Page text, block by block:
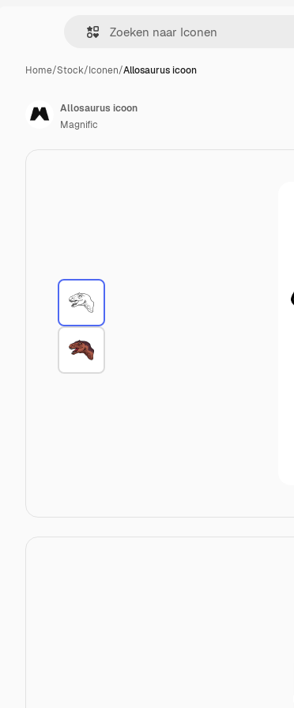
Home/Stock/Iconen/Allosaurus icoon
Allosaurus icoon
Magnific